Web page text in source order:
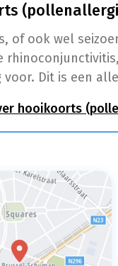
of ook wel
voor. Dit is een
van de neus
hooikoorts